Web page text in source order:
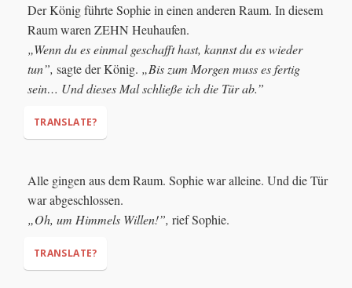
Der König führte Sophie in einen anderen Raum. In diesem
Raum waren ZEHN Heuhaufen.
„Wenn du es einmal geschafft hast, kannst du es wieder
tun”, sagte der König. „Bis zum Morgen muss es fertig
sein… Und dieses Mal schließe ich die Tür ab.”
TRANSLATE?
"(When)you've done it once, you can do it again,"
"It must be finished by morning ... And this time I'll lock
Alle gingen aus dem Raum. Sophie war alleine. Und die Tür
war abgeschlossen.
„Oh, um Himmels Willen!”, rief Sophie.
TRANSLATE?